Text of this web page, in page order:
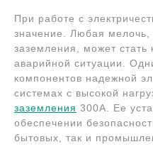
При работе с
значение. Любая мелочь,
заземления, может стать
аварийной ситуации.
компонентов надежной
системах с высокой
заземления 300А. Ее
обеспечении
бытовых, так и